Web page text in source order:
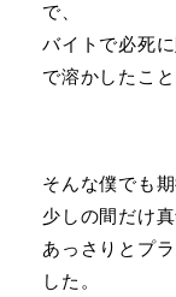
で、
バイトで必死
で溶かしたこと
そんな僕でも
少しの間だけ
あっさりとプ
した。